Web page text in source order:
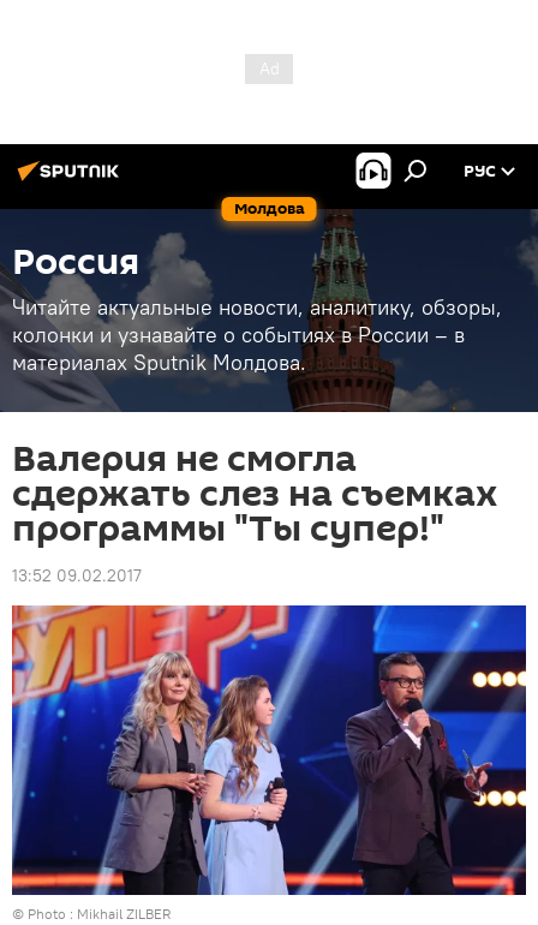
Молдова
РУС
Россия
Читайте актуальные новости, аналитику, обзоры,
колонки и узнавайте о событиях в России – в
материалах Sputnik Молдова.
Валерия не смогла
сдержать слез на съемках
программы "Ты супер!"
13:52 09.02.2017
© Photo : Mikhail ZILBER